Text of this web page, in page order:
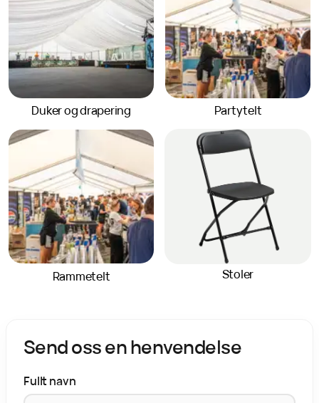
Duker og drapering Partytelt
Rammetelt Stoler
Send oss en henvendelse
Fullt navn